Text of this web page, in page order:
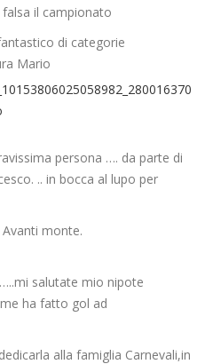
il campionato
di categorie
Mario
persona …. da parte di
.. in bocca al lupo per
monte.
salutate mio nipote
ha fatto gol ad
alla famiglia Carnevali,in